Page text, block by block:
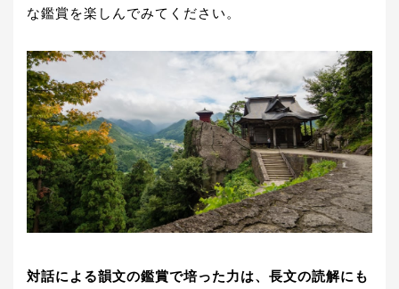
な鑑賞を楽しんでみてください。
対話による韻文の鑑賞で培った力は、長文の読解にも